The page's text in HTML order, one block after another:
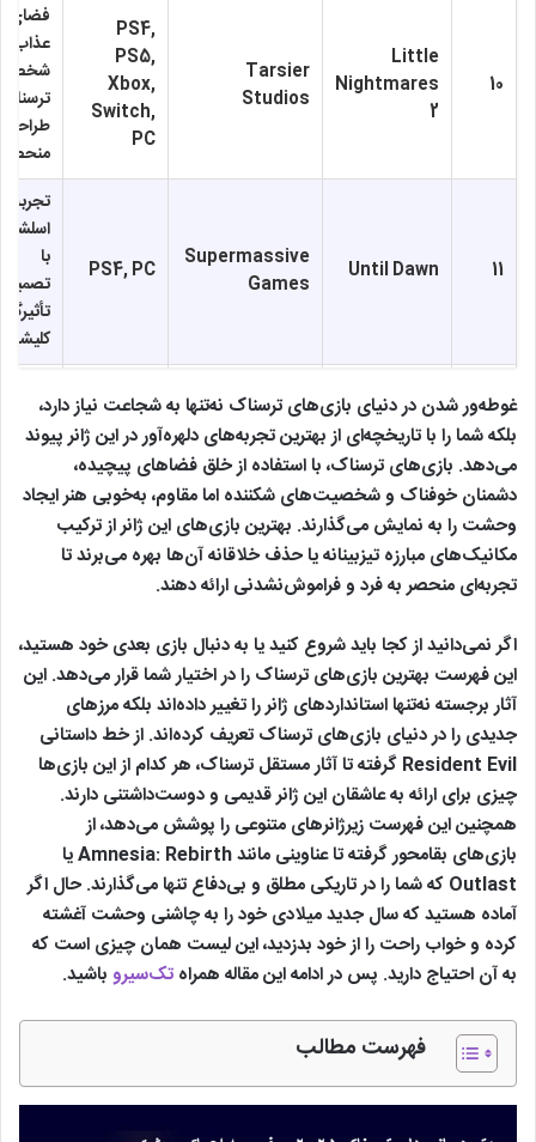
10
Little
Nightmares
2
Tarsier
Studios
PS4,
PS5,
Xbox,
Switch,
PC
فضای
منحصر
11
Until Dawn
Supermassive
Games
PS4, PC
تجربه
اسلشر
با
12
Darkwood
Acid Wizard
Studio
PC
دوربین
13
Bloodborne
FromSoftware
PS4
14
Devotion
Red Candle
Games
PC
بازی
به فرد
15
Evil 4
Capcom
Production
Studio
PS4,
Xbox
One,
ترسناک
غوطه‌ور شدن در دنیای بازی‌های ترسناک نه‌تنها به شجاعت نیاز دارد،
بلکه شما را با تاریخچه‌ای از بهترین تجربه‌های دلهره‌آور در این ژانر پیوند
می‌دهد. بازی‌های ترسناک، با استفاده از خلق فضاهای پیچیده،
دشمنان خوفناک و شخصیت‌های شکننده اما مقاوم، به‌خوبی هنر ایجاد
وحشت را به نمایش می‌گذارند. بهترین بازی‌های این ژانر از ترکیب
مکانیک‌های مبارزه تیزبینانه یا حذف خلاقانه آن‌ها بهره می‌برند تا
تجربه‌ای منحصر به فرد و فراموش‌نشدنی ارائه دهند.
اگر نمی‌دانید از کجا باید شروع کنید یا به دنبال بازی بعدی خود هستید،
این فهرست بهترین بازی‌های ترسناک را در اختیار شما قرار می‌دهد. این
آثار برجسته نه‌تنها استانداردهای ژانر را تغییر داده‌اند بلکه مرزهای
جدیدی را در دنیای بازی‌های ترسناک تعریف کرده‌اند. از خط داستانی
Resident Evil گرفته تا آثار مستقل ترسناک، هر کدام از این بازی‌ها
چیزی برای ارائه به عاشقان این ژانر قدیمی و دوست‌داشتنی دارند.
همچنین این فهرست زیرژانرهای متنوعی را پوشش می‌دهد، از
بازی‌های بقامحور گرفته تا عناوینی مانند Amnesia: Rebirth یا
Outlast که شما را در تاریکی مطلق و بی‌دفاع تنها می‌گذارند. حال اگر
آماده هستید که سال جدید میلادی خود را به چاشنی وحشت آغشته
کرده و خواب راحت را از خود بدزدید، این لیست همان چیزی است که
به آن احتیاج دارید. پس در ادامه این مقاله همراه تک‌سیرو باشید.
فهرست مطالب